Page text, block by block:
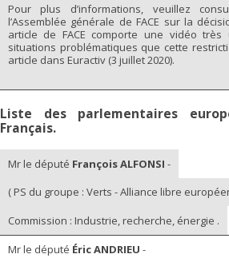
Pour plus d’informations, veuillez
l’Assemblée générale de FACE sur la
article de FACE comporte une vidéo
situations problématiques que cette
article dans Euractiv (3 juillet 2020).
Liste des parlementaires
Français.
Mr le député François ALFONSI -
( PS du groupe : Verts - Alliance libre
Commission : Industrie, recherche, énergie .
Mr le député Éric ANDRIEU -